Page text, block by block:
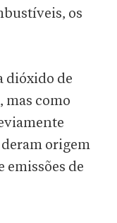
os
dióxido de
mas como
origem
emissões de